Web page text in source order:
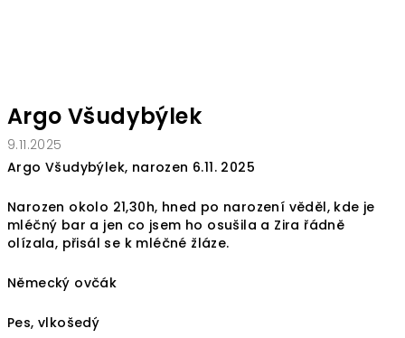
Argo Všudybýlek
9.11.2025
Argo Všudybýlek, narozen 6.11. 2025
Narozen okolo 21,30h, hned po narození věděl, kde je
mléčný bar a jen co jsem ho osušila a Zira řádně
olízala, přisál se k mléčné žláze.
Německý ovčák
Pes, vlkošedý